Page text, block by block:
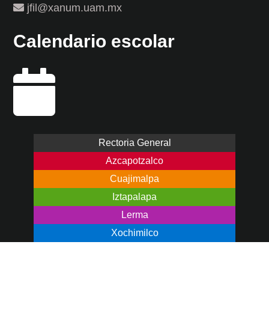
jfil@xanum.uam.mx
Calendario escolar
Rectoria General
Azcapotzalco
Cuajimalpa
Iztapalapa
Lerma
Xochimilco